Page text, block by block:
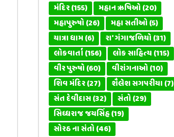
મંદિર(155) મહાન ઋષિઓ(20)
મહાપુરુષો(26) મહા સતીઓ(5)
યાત્રા ધામ(6) રા' ગંગાજળિયો(31)
લોકવાર્તા(156) લોક સાહિત્ય(115)
વીર પુરુષો(60) વીરાંગનાઓ(10)
શિવ મંદિર(27) શૈલેશ સગપરીયા(7)
સંત દેવીદાસ(32) સંતો(29)
સિધ્ધરાજ જયસિંહ(19)
સોરઠ ના સંતો(46)